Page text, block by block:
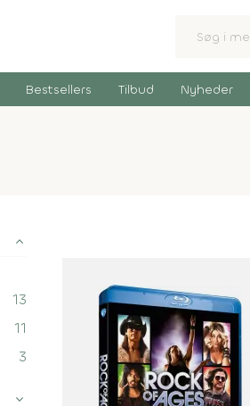
Bestsellers Tilbud Nyheder
13
11
3